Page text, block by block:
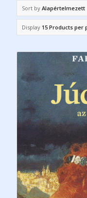
Sort by Alapértelmezett
Display 15 Products per